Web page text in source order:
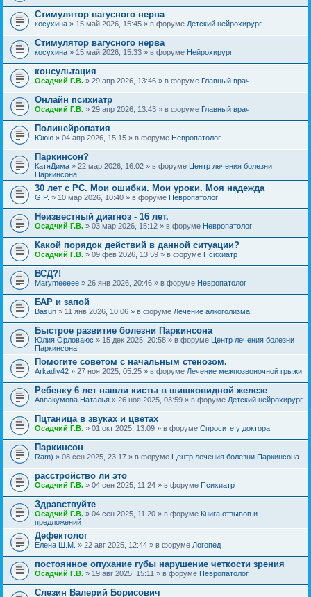
Стимулятор вагусного нерва
косухина » 15 май 2026, 15:45 » в форуме Детский нейрохирург
Стимулятор вагусного нерва
косухина » 15 май 2026, 15:33 » в форуме Нейрохирург
консультация
Осадчий Г.В. » 29 апр 2026, 13:46 » в форуме Главный врач
Онлайн психиатр
Осадчий Г.В. » 29 апр 2026, 13:43 » в форуме Главный врач
Полинейропатия
Ююю » 04 апр 2026, 15:15 » в форуме Невропатолог
Паркинсон?
КатяДима » 22 мар 2026, 16:02 » в форуме Центр лечения болезни
Паркинсона
30 лет с РС. Мои ошибки. Мои уроки. Моя надежда
G.P. » 10 мар 2026, 10:40 » в форуме Невропатолог
Неизвестный диагноз - 16 лет.
Осадчий Г.В. » 03 мар 2026, 15:12 » в форуме Невропатолог
Какой порядок действий в данной ситуации?
Осадчий Г.В. » 09 фев 2026, 13:59 » в форуме Психиатр
ВСД?!
Marymeeeee » 26 янв 2026, 20:46 » в форуме Невропатолог
БАР и запой
Basun » 11 янв 2026, 10:06 » в форуме Лечение алкоголизма
Быстрое развитие болезни Паркинсона
Юлия Орловаюс » 15 дек 2025, 20:58 » в форуме Центр лечения болезни
Паркинсона
Помогите советом с начальным стенозом.
Arkadiy42 » 27 ноя 2025, 05:25 » в форуме Лечение межпозвоночной грыжи
Ребенку 6 лет нашли кисты в шишковидной железе
Аввакумова Наталья » 26 ноя 2025, 03:59 » в форуме Детский нейрохирург
Пцтаница в звуках и цветах
Осадчий Г.В. » 01 окт 2025, 13:09 » в форуме Спросите у доктора
Паркинсон
Ram) » 08 сен 2025, 23:17 » в форуме Центр лечения болезни Паркинсона
расстройство ли это
Осадчий Г.В. » 04 сен 2025, 11:24 » в форуме Психиатр
Здравствуйте
Осадчий Г.В. » 04 сен 2025, 11:20 » в форуме Книга отзывов и
предложений
Дефектолог
Елена Ш.М. » 22 авг 2025, 12:44 » в форуме Логопед
постоянное опухание губы нарушение четкости зрения
Осадчий Г.В. » 19 авг 2025, 15:11 » в форуме Невропатолог
Слезин Валерий Борисович